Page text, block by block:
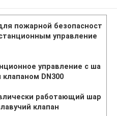
пожарной безопасност
управление
управление с ша
DN300
работающий шар
клапан